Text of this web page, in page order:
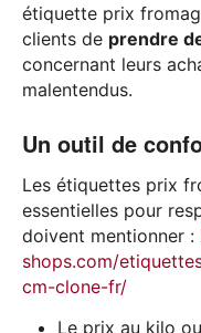
étiquette prix
clients de prendre
concernant leurs
malentendus.
Un outil de
Les étiquettes prix
essentielles pour
doivent mentionner :
shops.com/
cm-clone-fr/
Le prix au kilo